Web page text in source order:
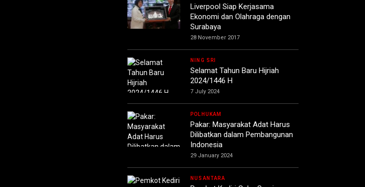
Liverpool Siap Kerjasama
Ekonomi dan Olahraga dengan
Surabaya
28 November 2017
NING SRI
Selamat Tahun Baru Hijriah
2024/1446 H
7 July 2024
POLHUKAM
Pakar: Masyarakat Adat Harus
Dilibatkan dalam Pembangunan
Indonesia
29 January 2024
NUSANTARA